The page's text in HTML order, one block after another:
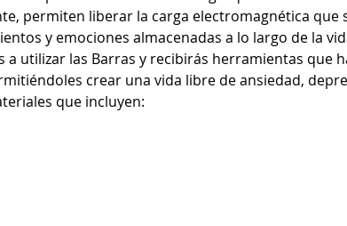
permiten liberar la carga electromagnética que
y emociones almacenadas a lo largo de la
a utilizar las Barras y recibirás herramientas que
crear una vida libre de ansiedad,
que incluyen: